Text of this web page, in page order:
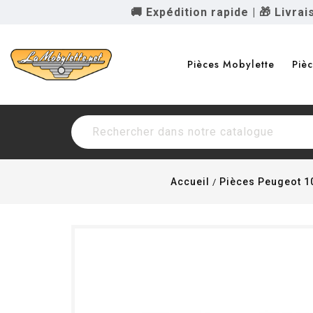
🚚 Expédition rapide | 🎁
Pièces Mobylette
Accueil Pièces Peugeot